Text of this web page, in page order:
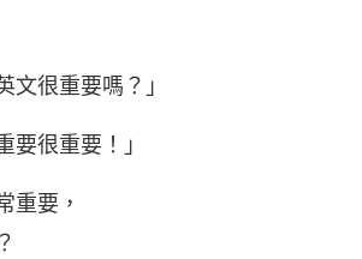
文很重要嗎？」
要很重要！」
重要，